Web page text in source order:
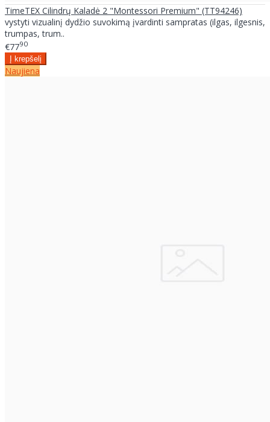
TimeTEX Cilindrų Kaladė 2 "Montessori Premium" (TT94246)
vystyti vizualinį dydžio suvokimą įvardinti sampratas (ilgas, ilgesnis,
trumpas, trum..
€7790
Naujiena